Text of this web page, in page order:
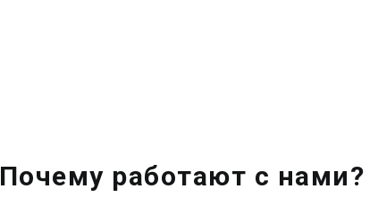
Почему работают с нами?